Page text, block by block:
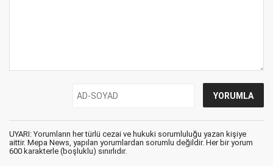
UYARI: Yorumların her türlü cezai ve hukuki sorumluluğu yazan kişiye
aittir. Mepa News, yapılan yorumlardan sorumlu değildir. Her bir yorum
600 karakterle (boşluklu) sınırlıdır.